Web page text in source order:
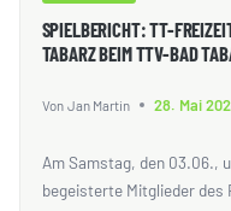
SPIELBERICHT: TT-
TABARZ BEIM TTV-BAD
Von Jan Martin 28. Mai
Am Samstag, den 03.06.,
begeisterte Mitglieder des